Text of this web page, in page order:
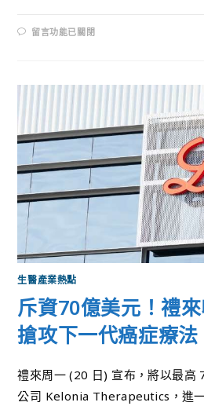
留言功能已關閉
生醫產業熱點
斥資70億美元！禮
搶攻下一代癌症療法
禮來周一 (20 日) 宣布，將以最高
公司 Kelonia Therapeutics，進